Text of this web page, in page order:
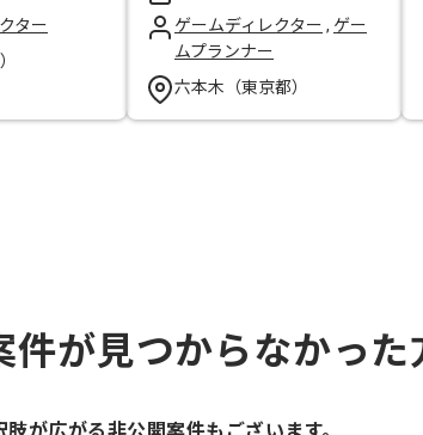
ター
ゲームディレクター , ゲー
ムプランナー
六本木（東京都）
件が見つからなかった